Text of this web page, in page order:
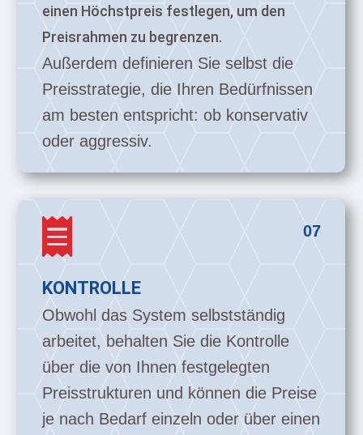
einen Höchstpreis festlegen, um den
Preisrahmen zu begrenzen.
Außerdem definieren Sie selbst die
Preisstrategie, die Ihren Bedürfnissen
am besten entspricht: ob konservativ
oder aggressiv.
07

KONTROLLE
Obwohl das System selbstständig
arbeitet, behalten Sie die Kontrolle
über die von Ihnen festgelegten
Preisstrukturen und können die Preise
je nach Bedarf einzeln oder über einen